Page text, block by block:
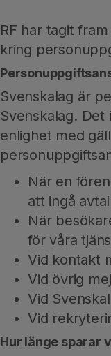
RF har tagit
kring
Svenskalag är
Svenskalag.
enlighet med
När en
att ingå
När
för våra
Vid kontakt
Vid övrig
Vid
Vid
Hur länge sparar